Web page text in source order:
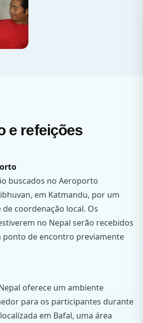
e refeições
buscados no Aeroporto
em Katmandu, por um
coordenação local. Os
no Nepal serão recebidos
ponto de encontro previamente
oferece um ambiente
para os participantes durante
em Bafal, uma área